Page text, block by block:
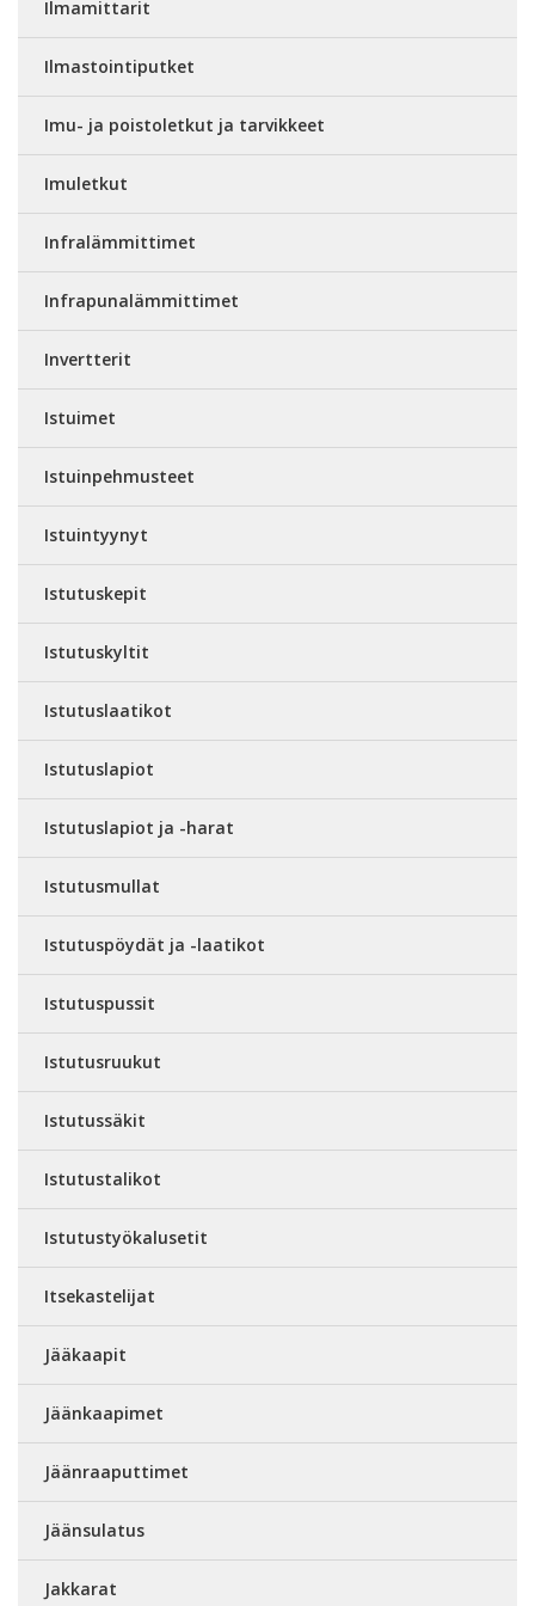
Ilmamittarit
Ilmastointiputket
Imu- ja poistoletkut ja tarvikkeet
Imuletkut
Infralämmittimet
Infrapunalämmittimet
Invertterit
Istuimet
Istuinpehmusteet
Istuintyynyt
Istutuskepit
Istutuskyltit
Istutuslaatikot
Istutuslapiot
Istutuslapiot ja -harat
Istutusmullat
Istutuspöydät ja -laatikot
Istutuspussit
Istutusruukut
Istutussäkit
Istutustalikot
Istutustyökalusetit
Itsekastelijat
Jääkaapit
Jäänkaapimet
Jäänraaputtimet
Jäänsulatus
Jakkarat